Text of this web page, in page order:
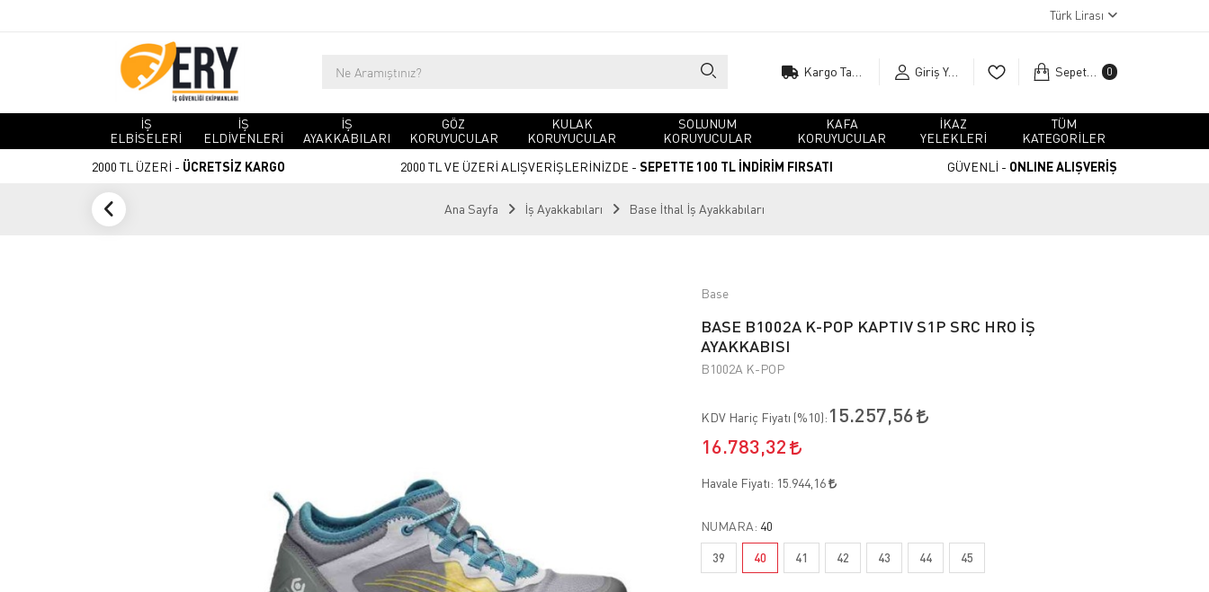
Türk Lirası
Giriş Yap Sepetim 0
İŞ
ELBİSELERİ
İŞ
ELDİVENLERİ
İŞ
AYAKKABILARI
GÖZ
KORUYUCULAR
KULAK
KORUYUCULAR
SOLUNUM
KORUYUCULAR
KAFA
KORUYUCULAR
İKAZ
YELEKLERİ
TÜM
KATEGORİLER
2000 TL ÜZERİ - ÜCRETSİZ KARGO 2000 TL VE ÜZERİ ALIŞVERİŞLERİNİZDE - SEPETTE 100 TL İNDİRİM FIRSATI GÜVENLİ - ONLINE ALIŞVERİŞ
Ana Sayfa İş Ayakkabıları Base İthal İş Ayakkabıları
Base
BASE B1002A K-POP KAPTIV S1P SRC HRO İŞ
AYAKKABISI
B1002A K-POP
KDV Hariç Fiyatı (%10): 15.257,56
16.783,32
Havale Fiyatı: 15.944,16
NUMARA: 40
39 40 41 42 43 44 45